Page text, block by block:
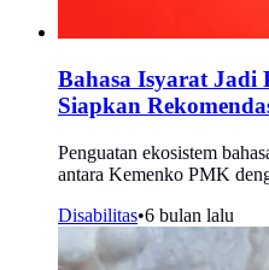
Bahasa Isyarat Jadi
Siapkan
Penguatan ekosistem
antara Kemenko PMK
Disabilitas•6 bulan lalu